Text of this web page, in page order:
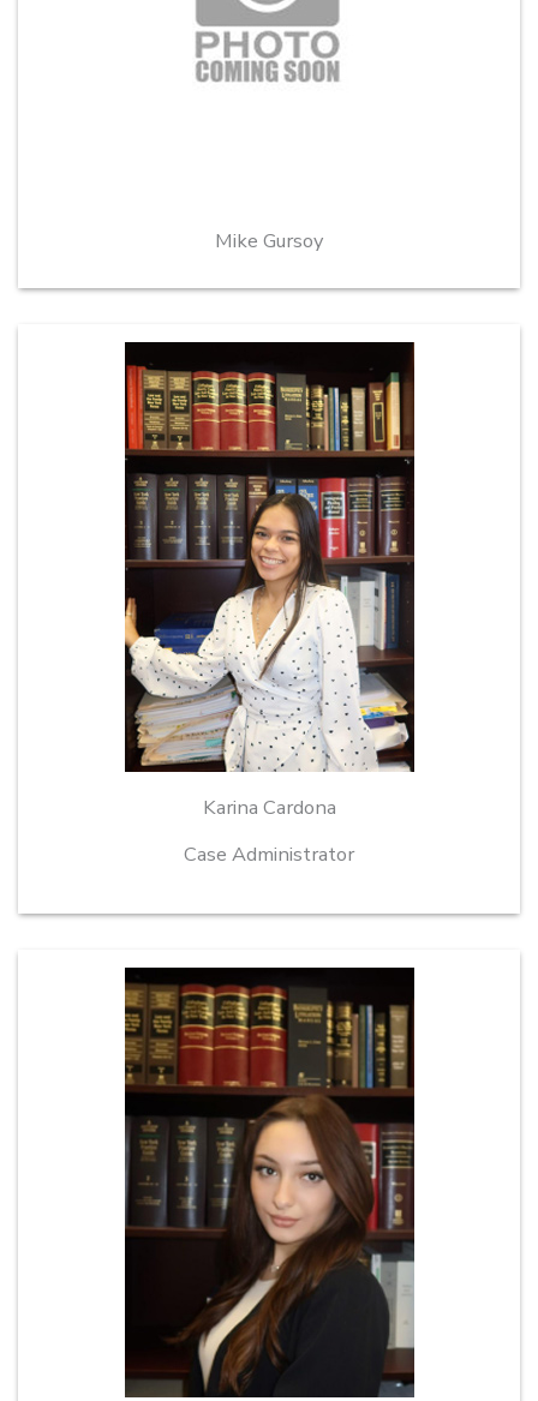
Mike Gursoy
Karina Cardona
Case Administrator